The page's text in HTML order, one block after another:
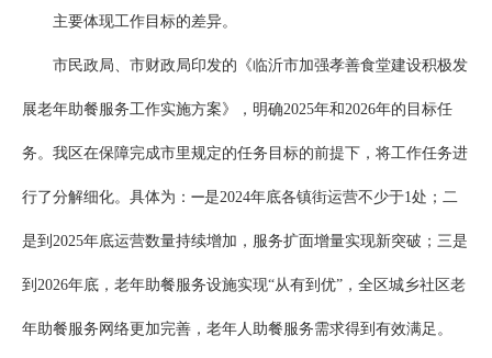
主要体现工作目标的差异。
市民政局、市财政局印发的《临沂市加强孝善食堂建设积极发
展老年助餐服务工作实施方案》，明确2025年和2026年的目标任
务。我区在保障完成市里规定的任务目标的前提下，将工作任务进
行了分解细化。具体为： 一是2024年底各镇街运营不少于1处；二
是到2025年底运营数量持续增加，服务扩面增量实现新突破；三是
到2026年底，老年助餐服务设施实现“从有到优”，全区城乡社区老
年助餐服务网络更加完善，老年人助餐服务需求得到有效满足。